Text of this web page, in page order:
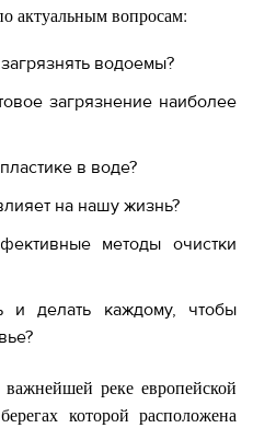
актуальным вопросам:
водоемы?
загрязнение наиболее
в воде?
на нашу жизнь?
методы очистки
и делать каждому, чтобы
реке европейской
которой расположена